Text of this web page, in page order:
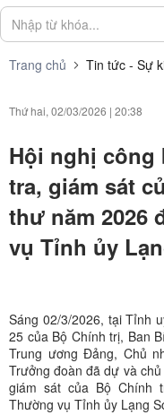
Trang chủ Tin tức - Sự
Thứ hai, 02/03/2026 | 20:38
Hội nghị công
tra, giám sát
thư năm 2026
vụ Tỉnh ủy
Sáng 02/3/2026, tại Tỉnh
25 của Bộ Chính trị, Ban
Trung ương Đảng, Chủ
Trưởng đoàn đã dự và
giám sát của Bộ Chính
Thường vụ Tỉnh ủy Lạng